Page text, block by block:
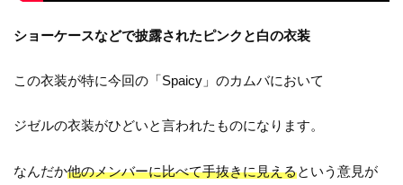
ショーケースなどで披露されたピンクと白の衣装
この衣装が特に今回の「Spaicy」のカムバにおいて
ジゼルの衣装がひどいと言われたものになります。
なんだか他のメンバーに比べて手抜きに見えるという意見が